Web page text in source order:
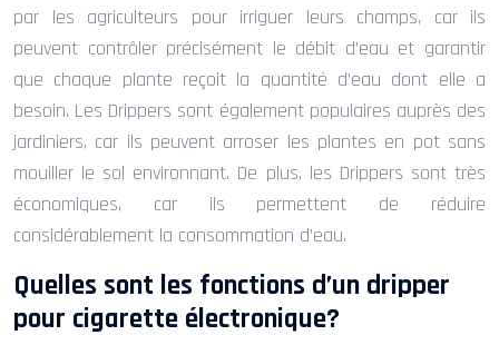
par les agriculteurs pour irriguer leurs champs, car ils
peuvent contrôler précisément le débit d’eau et garantir
que chaque plante reçoit la quantité d’eau dont elle a
besoin. Les Drippers sont également populaires auprès des
jardiniers, car ils peuvent arroser les plantes en pot sans
mouiller le sol environnant. De plus, les Drippers sont très
économiques, car ils permettent de réduire
considérablement la consommation d’eau.
Quelles sont les fonctions d’un dripper
pour cigarette électronique?